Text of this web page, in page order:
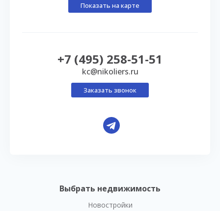
Выбрать недвижимость
Новостройки
Показать на карте
+7 (495) 258-51-51
kc@nikoliers.ru
Заказать звонок